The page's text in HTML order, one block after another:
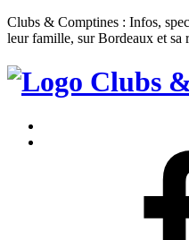
Clubs & Comptines : Infos,
leur famille, sur Bordeaux et sa
Clubs
Comptines